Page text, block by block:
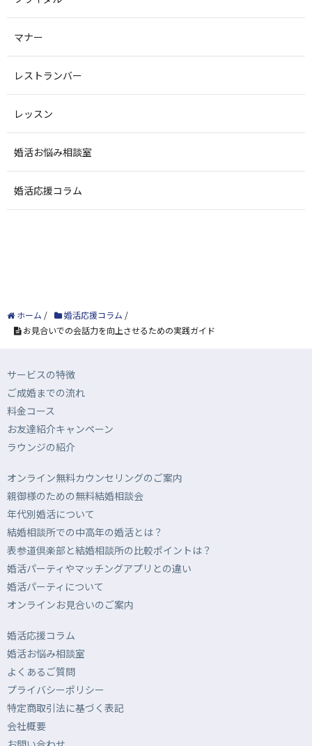
マナー
レストランバー
レッスン
婚活お悩み相談室
婚活応援コラム
ホーム / 婚活応援コラム /
お見合いでの会話力を向上させるための実践ガイド
サービスの特徴
ご成婚までの流れ
料金コース
お友達紹介キャンペーン
ラウンジの紹介
オンライン無料カウンセリングのご案内
親御様のための無料結婚相談会
年代別婚活について
結婚相談所での中高年の婚活とは？
表参道倶楽部と結婚相談所の比較ポイントは？
婚活パーティやマッチングアプリとの違い
婚活パーティについて
オンラインお見合いのご案内
婚活応援コラム
婚活お悩み相談室
よくあるご質問
プライバシーポリシー
特定商取引法に基づく表記
会社概要